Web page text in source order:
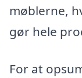
møblerne,
gør hele
For at